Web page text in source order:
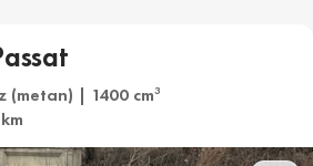
(metan) | 1400 cm3